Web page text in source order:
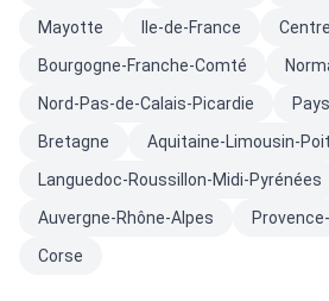
Mayotte
Ile-de-France
Bourgogne-Franche-Comté
Nord-Pas-de-Calais-Picardie
Bretagne
Aquitaine-Limousin-
Languedoc-Roussillon-Midi-Pyrénées
Auvergne-Rhône-Alpes
Corse